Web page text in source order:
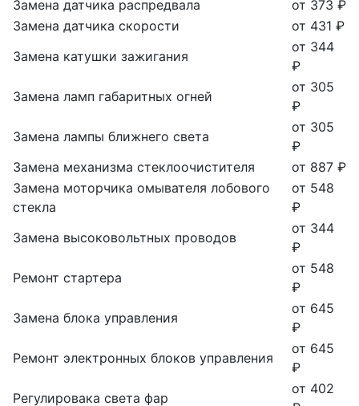
Замена датчика распредвала
от 373 ₽
Замена датчика скорости
от 431 ₽
Замена катушки зажигания
от 344
₽
Замена ламп габаритных огней
от 305
₽
Замена лампы ближнего света
от 305
₽
Замена механизма стеклоочистителя
от 887 ₽
Замена моторчика омывателя лобового
стекла
от 548
₽
Замена высоковольтных проводов
от 344
₽
Ремонт стартера
от 548
₽
Замена блока управления
от 645
₽
Ремонт электронных блоков управления
от 645
₽
Регулировака света фар
от 402